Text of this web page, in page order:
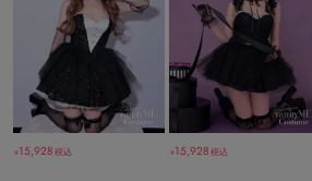
￥15,928税込 ￥15,928税込